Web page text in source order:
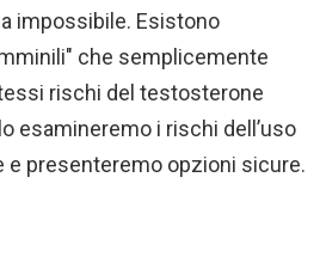
impossibile. Esistono
che semplicemente
rischi del testosterone
esamineremo i rischi dell’uso
e presenteremo opzioni sicure.